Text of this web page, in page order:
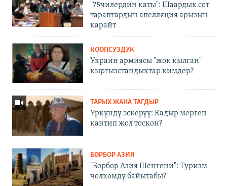
"75чилердин каты": Шаардык сот
тараптардын апелляция арызын
карайт
КООПСУЗДУК
Украин армиясы "жок кылган"
кыргызстандыктар кимдер?
ТАРЫХ ЖАНА ТАГДЫР
Үркүндү эскерүү: Кадыр мерген
кантип жол тоскон?
БОРБОР АЗИЯ
"Борбор Азия Шенгени": Туризм
чөлкөмдү байытабы?